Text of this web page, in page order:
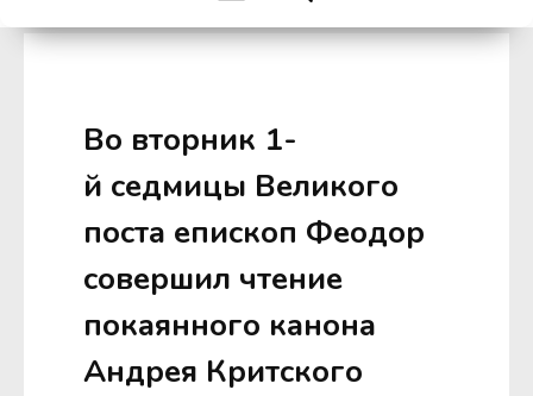
Во вторник 1-
й седмицы Великого
поста епископ Феодор
совершил чтение
покаянного канона
Андрея Критского